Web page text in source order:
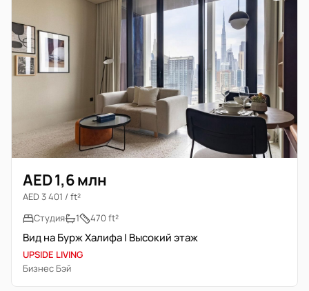
AED 1,6 млн
AED 3 401 / ft²
Студия
1 470 ft²
Вид на Бурж Халифа | Высокий этаж
UPSIDE LIVING
Бизнес Бэй